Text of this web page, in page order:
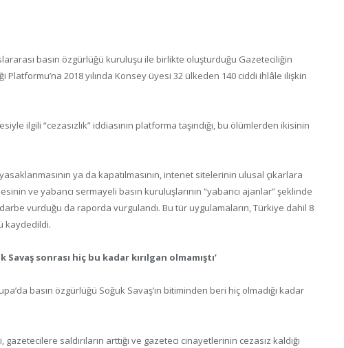
basın özgürlüğü kuruluşu ile birlikte oluşturduğu Gazeteciliğin
Platformu’na 2018 yılında Konsey üyesi 32 ülkeden 140 ciddi ihlâle ilişkin
ilgili “cezasızlık” iddiasının platforma taşındığı, bu ölümlerden ikisinin
ya da kapatılmasının, intenet sitelerinin ulusal çıkarlara
ve yabancı sermayeli basın kuruluşlarının “yabancı ajanlar” şeklinde
vurduğu da raporda vurgulandı. Bu tür uygulamaların, Türkiye dahil 8
kaydedildi.
Savaş sonrası hiç bu kadar kırılgan olmamıştı’
basın özgürlüğü Soğuk Savaş’ın bitiminden beri hiç olmadığı kadar
saldırıların arttığı ve gazeteci cinayetlerinin cezasız kaldığı